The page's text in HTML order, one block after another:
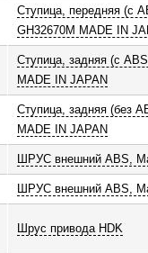
Ступица, передняя (с
GH32670M MADE IN
Ступица, задняя (с
MADE IN JAPAN
Ступица, задняя (без
MADE IN JAPAN
ШРУС внешний ABS,
ШРУС внешний ABS,
Шрус привода HDK